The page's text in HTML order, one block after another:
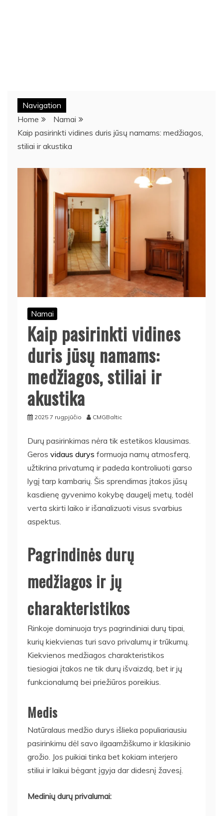
Navigation
Home
Namai
Kaip pasirinkti vidines duris jūsų namams: medžiagos,
stiliai ir akustika
Namai
Kaip pasirinkti vidines
duris jūsų namams:
medžiagos, stiliai ir
akustika
2025 7 rugpjūčio CMGBaltic
Durų pasirinkimas nėra tik estetikos klausimas.
Geros vidaus durys formuoja namų atmosferą,
užtikrina privatumą ir padeda kontroliuoti garso
lygį tarp kambarių. Šis sprendimas įtakos jūsų
kasdienę gyvenimo kokybę daugelį metų, todėl
verta skirti laiko ir išanalizuoti visus svarbius
aspektus.
Pagrindinės durų
medžiagos ir jų
charakteristikos
Rinkoje dominuoja trys pagrindiniai durų tipai,
kurių kiekvienas turi savo privalumų ir trūkumų.
Kiekvienos medžiagos charakteristikos
tiesiogiai įtakos ne tik durų išvaizdą, bet ir jų
funkcionalumą bei priežiūros poreikius.
Medis
Natūralaus medžio durys išlieka populiariausiu
pasirinkimu dėl savo ilgaamžiškumo ir klasikinio
grožio. Jos puikiai tinka bet kokiam interjero
stiliui ir laikui bėgant įgyja dar didesnį žavesį.
Medinių durų privalumai: